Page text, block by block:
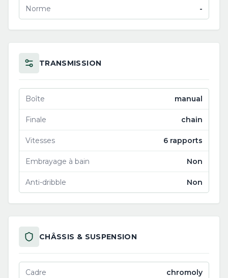
Norme -
TRANSMISSION
Boîte manual
Finale chain
Vitesses 6 rapports
Embrayage à bain Non
Anti-dribble Non
CHÂSSIS & SUSPENSION
Cadre chromoly